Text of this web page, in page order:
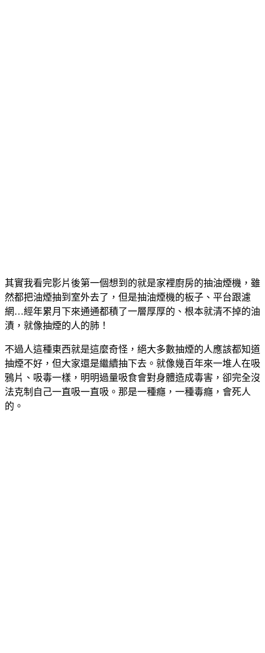
其實我看完影片後第一個想到的就是家裡廚房的抽油煙機，雖
然都把油煙抽到室外去了，但是抽油煙機的板子、平台跟濾
網…經年累月下來通通都積了一層厚厚的、根本就清不掉的油
漬，就像抽煙的人的肺！
不過人這種東西就是這麼奇怪，絕大多數抽煙的人應該都知道
抽煙不好，但大家還是繼續抽下去。就像幾百年來一堆人在吸
鴉片、吸毒一樣，明明過量吸食會對身體造成毒害，卻完全沒
法克制自己一直吸一直吸。那是一種癮，一種毒癮，會死人
的。